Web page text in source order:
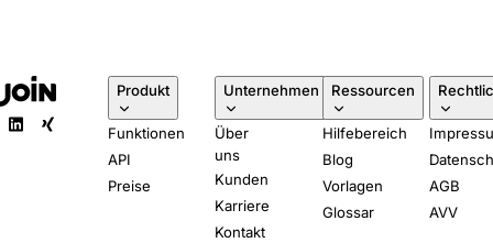
Produkt
Funktionen
API
Preise
Unternehmen
Über
uns
Kunden
Karriere
Kontakt
Ressourcen
Hilfebereich
Blog
Vorlagen
Glossar
AGB
AVV